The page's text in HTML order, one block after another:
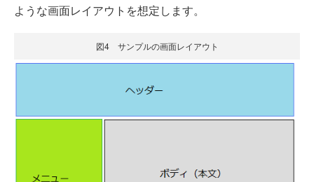
ような画面レイアウトを想定します。
図4 サンプルの画面レイアウト